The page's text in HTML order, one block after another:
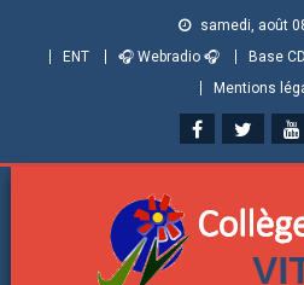
samedi, août
ENT
🎧 Webradio 🎧 Base CDI
Mentions